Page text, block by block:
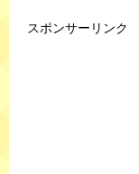
スポンサーリンク